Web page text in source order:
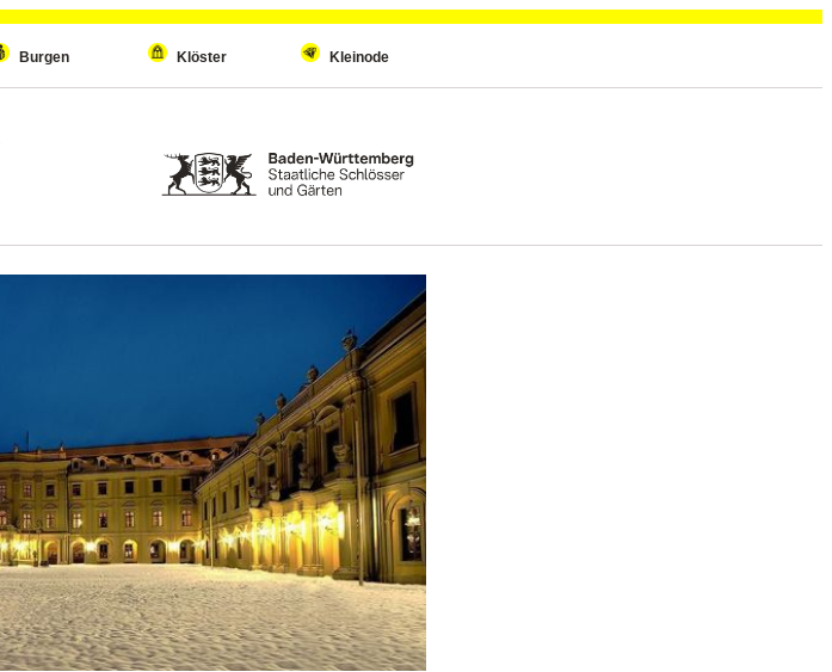
Burgen Klöster Kleinode